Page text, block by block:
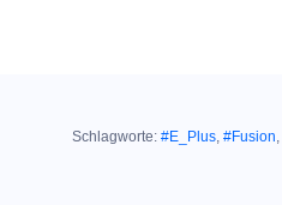
Schlagworte: #E_Plus, #Fusion,